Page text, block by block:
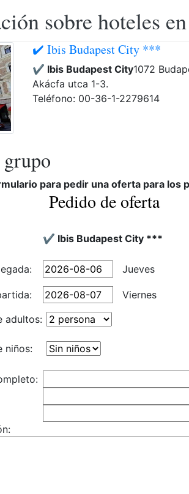
sobre hoteles
✔️ Ibis Budapest City ***
✔️ Ibis Budapest City1072
Akácfa utca 1-3.
Teléfono: 00-36-1-2279614
grupo
para pedir una oferta para los
Pedido de oferta
✔️ Ibis Budapest City ***
Jueves
Viernes
adultos:
niños: